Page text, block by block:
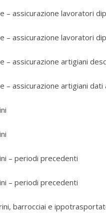
– assicurazione lavoratori
– assicurazione lavoratori
– assicurazione artigiani
– assicurazione artigiani
– periodi precedenti
– periodi precedenti
barrocciai e